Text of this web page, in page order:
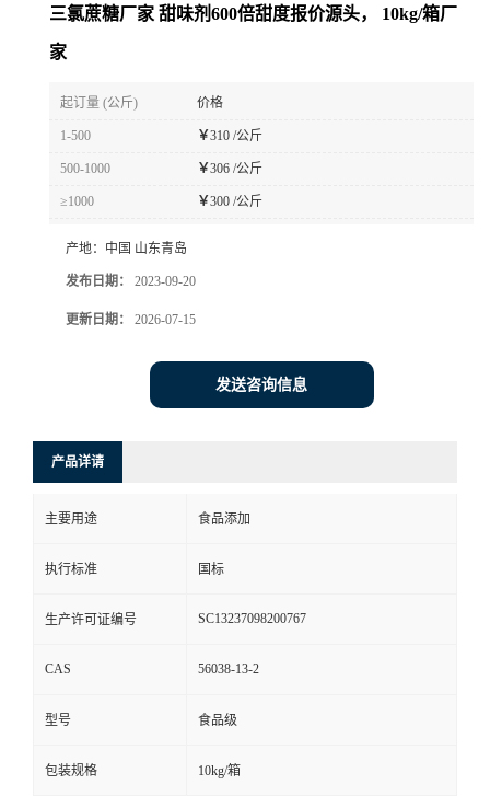
三氯蔗糖厂家 甜味剂600倍甜度报价源头， 10kg/箱厂
家
起订量 (公斤) 价格
1-500 ￥310 /公斤
500-1000 ￥306 /公斤
≥1000 ￥300 /公斤
产地： 中国 山东青岛
发布日期： 2023-09-20
更新日期： 2026-07-15
发送咨询信息
产品详请
主要用途 食品添加
执行标准 国标
生产许可证编号 SC13237098200767
CAS 56038-13-2
型号 食品级
包装规格 10kg/箱